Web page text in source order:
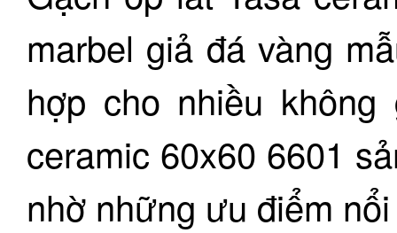
marbel giả đá vàng
hợp cho nhiều
ceramic 60x60 6601
nhờ những ưu điểm